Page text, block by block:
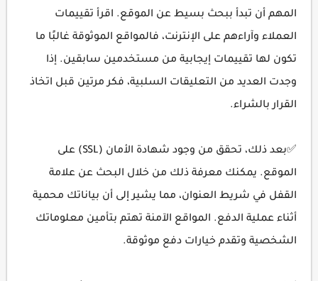
المهم أن تبدأ ببحث بسيط عن الموقع. اقرأ تقييمات
العملاء وآراءهم على الإنترنت، فالمواقع الموثوقة غالبًا ما
تكون لها تقييمات إيجابية من مستخدمين سابقين. إذا
وجدت العديد من التعليقات السلبية، فكر مرتين قبل اتخاذ
القرار بالشراء.
✅بعد ذلك، تحقق من وجود شهادة الأمان (SSL) على
الموقع. يمكنك معرفة ذلك من خلال البحث عن علامة
القفل في شريط العنوان، مما يشير إلى أن بياناتك محمية
أثناء عملية الدفع. المواقع الآمنة تهتم بتأمين معلوماتك
الشخصية وتقدم خيارات دفع موثوقة.